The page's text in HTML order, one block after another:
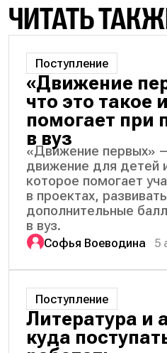
ЧИТАТЬ
Поступление
«Движение
что это такое
помогает при
в вуз
«Движение первых»
движение для детей
которое помогает
в проектах,
дополнительные
в вуз.
Софья Воеводина 5
Поступление
Литература и
куда